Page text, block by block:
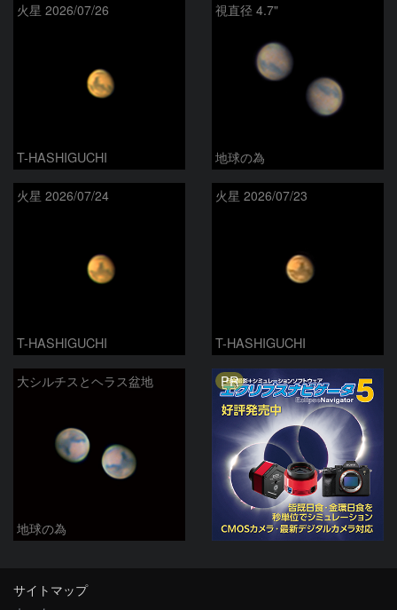
火星 2026/07/26
T-HASHIGUCHI
視直径 4.7"
地球の為
火星 2026/07/24
T-HASHIGUCHI
火星 2026/07/23
T-HASHIGUCHI
大シルチスとヘラス盆地
地球の為
PR
サイトマップ